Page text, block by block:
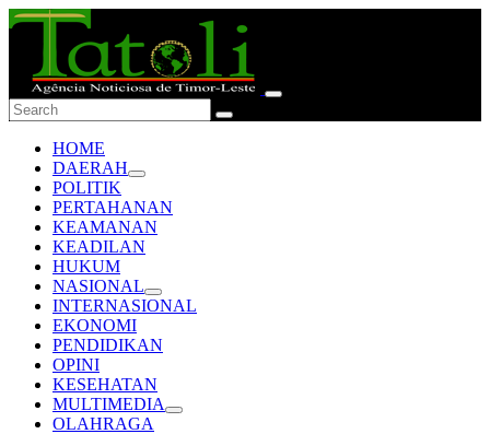
HOME
DAERAH
POLITIK
PERTAHANAN
KEAMANAN
KEADILAN
HUKUM
NASIONAL
INTERNASIONAL
EKONOMI
PENDIDIKAN
OPINI
KESEHATAN
MULTIMEDIA
OLAHRAGA